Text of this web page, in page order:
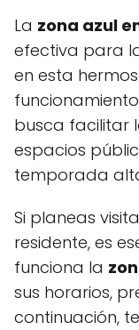
La zona azul
efectiva para
en esta
busca facilitar
espacios
temporada
Si planeas
residente, es
funciona la
sus horarios,
continuación,